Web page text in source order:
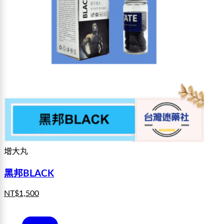
增大丸
黑邦BLACK
NT$1,500